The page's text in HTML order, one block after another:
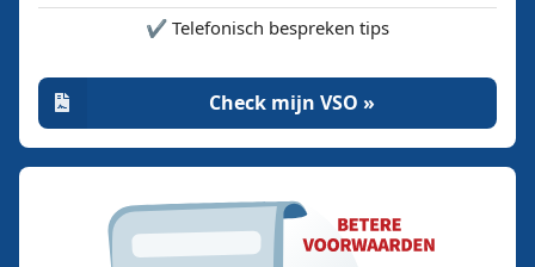
✔️ Telefonisch bespreken tips
Check mijn VSO »